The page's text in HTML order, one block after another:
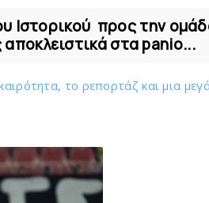
Ιστορικού προς την
στα panio...
το ρεπορτάζ και μια